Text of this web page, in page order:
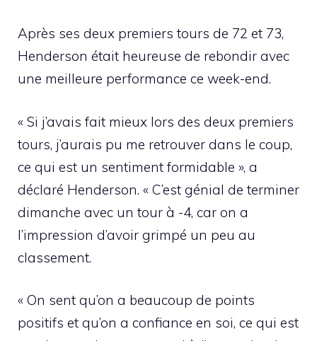
Après ses deux premiers tours de 72 et 73,
Henderson était heureuse de rebondir avec
une meilleure performance ce week-end.
« Si j’avais fait mieux lors des deux premiers
tours, j’aurais pu me retrouver dans le coup,
ce qui est un sentiment formidable », a
déclaré Henderson. « C’est génial de terminer
dimanche avec un tour à -4, car on a
l’impression d’avoir grimpé un peu au
classement.
« On sent qu’on a beaucoup de points
positifs et qu’on a confiance en soi, ce qui est